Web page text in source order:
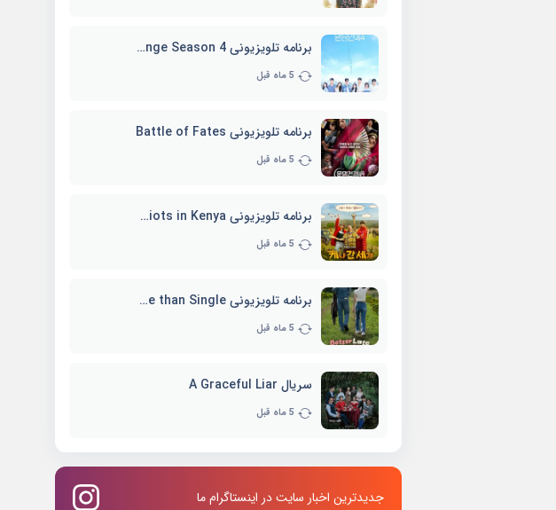
برنامه تلویزیونی EXchange Season 4
5 ماه قبل
برنامه تلویزیونی Battle of Fates
5 ماه قبل
برنامه تلویزیونی Three Idiots in Kenya
5 ماه قبل
برنامه تلویزیونی Better Late than Single
5 ماه قبل
سریال A Graceful Liar
5 ماه قبل
جدیدترین اخبار سایت در اینستاگرام ما